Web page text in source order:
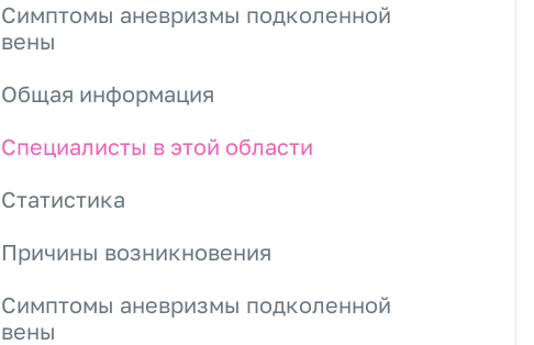
Симптомы аневризмы подколенной
вены
Общая информация
Специалисты в этой области
Статистика
Причины возникновения
Симптомы аневризмы подколенной
вены